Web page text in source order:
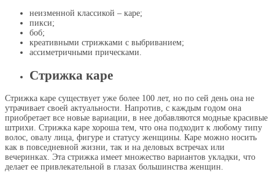
неизменной классикой – каре;
пикси;
боб;
креативными стрижками с выбриванием;
ассиметричными прическами.
Стрижка каре
Стрижка каре существует уже более 100 лет, но по сей день она не
утрачивает своей актуальности. Напротив, с каждым годом она
приобретает все новые вариации, в нее добавляются модные красивые
штрихи. Стрижка каре хороша тем, что она подходит к любому типу
волос, овалу лица, фигуре и статусу женщины. Каре можно носить
как в повседневной жизни, так и на деловых встречах или
вечеринках. Эта стрижка имеет множество вариантов укладки, что
делает ее привлекательной в глазах большинства женщин.